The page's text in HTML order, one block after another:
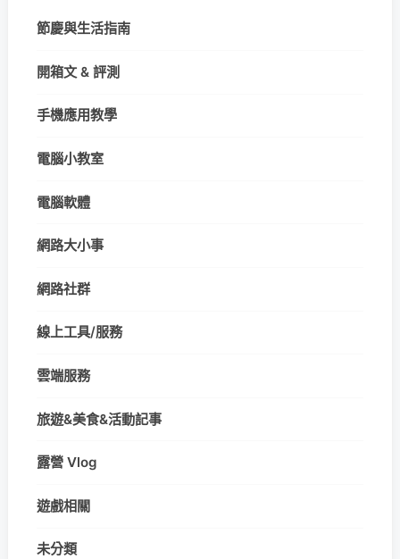
節慶與生活指南
開箱文 & 評測
手機應用教學
電腦小教室
電腦軟體
網路大小事
網路社群
線上工具/服務
雲端服務
旅遊&美食&活動記事
露營 Vlog
遊戲相關
未分類